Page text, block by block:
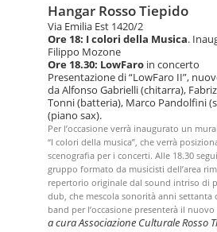
Hangar Rosso Tiepido
Via Emilia Est 1420/2
Ore 18: I colori della Musica.
Filippo Mozone
Ore 18.30: LowFaro in concerto
Presentazione di “LowFaro II”,
da Alfonso Gabrielli (chitarra),
Tonni (batteria), Marco Pandolfini
(piano sax).
Per l’occasione verrà inaugurato un
“I colori della musica”, che verrà
scenografia per i concerti. Alle 18.30
gruppo formato da musicisti dell’area
repertorio originale dal sound intriso di
dub, che mescola sonorità anni settanta
band per l’occasione presenterà il nuovo
a cura Associazione Culturale Rosso